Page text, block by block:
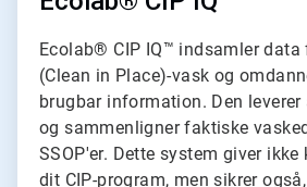
Ecolab® CIP IQ™ indsamler data
(Clean in Place)-vask og
brugbar information. Den
og sammenligner faktiske
SSOP'er. Dette system giver ikke
dit CIP-program, men sikrer